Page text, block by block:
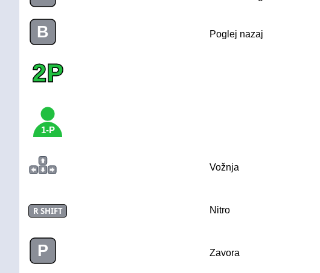
B Poglej nazaj
2P
1-P
Vožnja
R SHIFT Nitro
P Zavora